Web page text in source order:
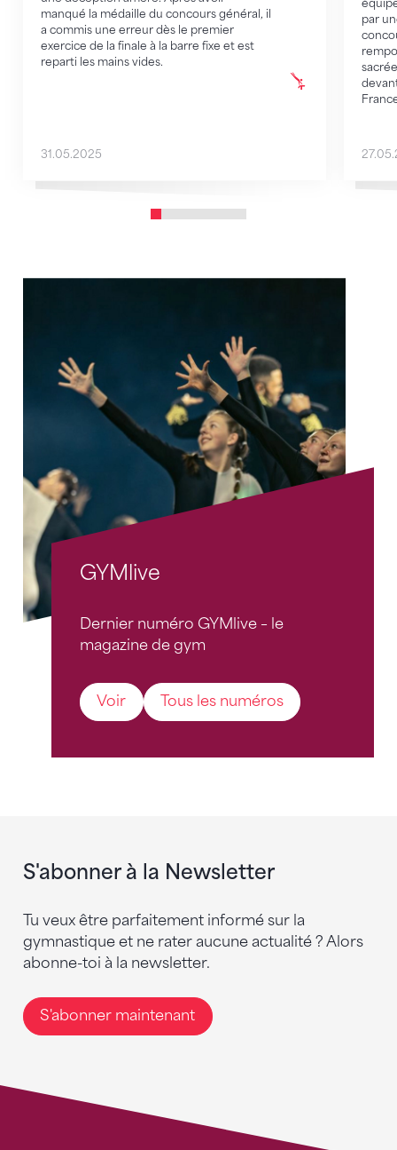
manqué la médaille du concours général, il
a commis une erreur dès le premier
exercice de la finale à la barre fixe et est
reparti les mains vides.
31.05.2025
par
GYMlive
Dernier numéro GYMlive – le
magazine de gym
Voir Tous les numéros
S'abonner à la Newsletter
Tu veux être parfaitement informé sur la
gymnastique et ne rater aucune actualité ? Alors
abonne-toi à la newsletter.
S'abonner maintenant